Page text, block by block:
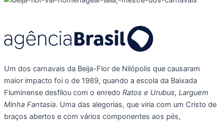
Um dos carnavais da Beija-Flor de Nilópolis que causaram
maior impacto foi o de 1989, quando a escola da Baixada
Fluminense desfilou com o enredo Ratos e Urubus, Larguem
Minha Fantasia. Uma das alegorias, que viria com um Cristo de
braços abertos e com vários componentes aos pés,